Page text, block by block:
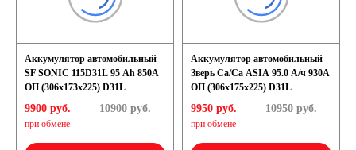
Аккумулятор автомобильный
SF SONIC 115D31L 95 Ah 850A
ОП (306x173x225) D31L
9900 руб.
при обмене
10900руб.
Аккумулятор автомобильный
Зверь Са/Са ASIA 95.0 А/ч 930А
ОП (306x175x225) D31L
9950 руб.
при обмене
10950руб.